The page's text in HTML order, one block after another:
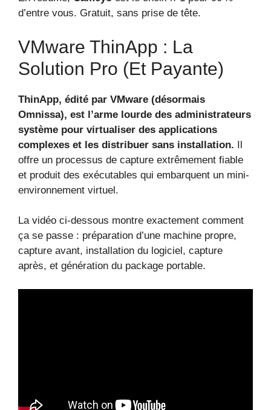
d’entre vous. Gratuit, sans prise de tête.
VMware ThinApp : La
Solution Pro (et Payante)
ThinApp, édité par VMware (désormais
Omnissa), est l’arme lourde des administrateurs
système pour virtualiser des applications
complexes et les distribuer sans installation. Il
offre un processus de capture extrêmement fiable
et produit des exécutables qui embarquent un mini-
environnement virtuel.
La vidéo ci-dessous montre exactement comment
ça se passe : préparation d’une machine propre,
capture avant, installation du logiciel, capture
après, et génération du package portable.